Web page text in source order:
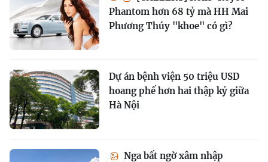
Phantom hơn 68 tỷ mà HH Mai
Phương Thúy "khoe" có gì?
Dự án bệnh viện 50 triệu USD
hoang phế hơn hai thập kỷ giữa
Hà Nội
Nga bất ngờ xâm nhập